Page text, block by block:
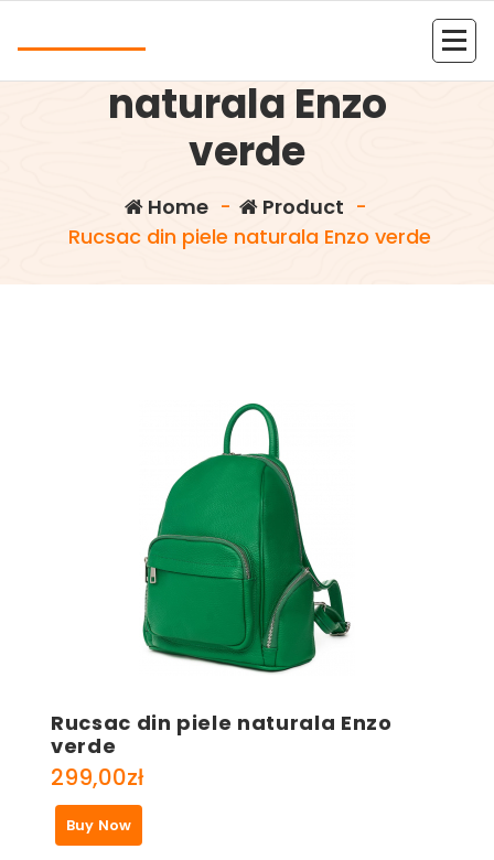
Rucsac din piele
naturala Enzo
verde
Home- Product -
Rucsac din piele naturala Enzo verde
Rucsac din piele naturala Enzo
verde
299,00zł
Buy Now